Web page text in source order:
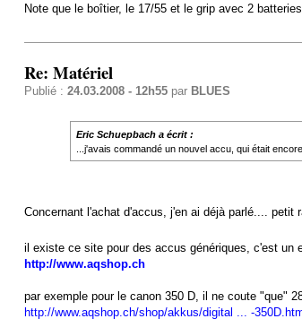
Note que le boîtier, le 17/55 et le grip avec 2
Re: Matériel
Publié : 24.03.2008 - 12h55par BLUES
Eric Schuepbach a écrit :
...j'avais commandé un nouvel accu, qui était
Concernant l'achat d'accus, j'en ai déjà parlé.... petit
il existe ce site pour des accus génériques, c'est un
http://www.aqshop.ch
par exemple pour le canon 350 D, il ne coute "que"
http://www.aqshop.ch/shop/akkus/digital ... -